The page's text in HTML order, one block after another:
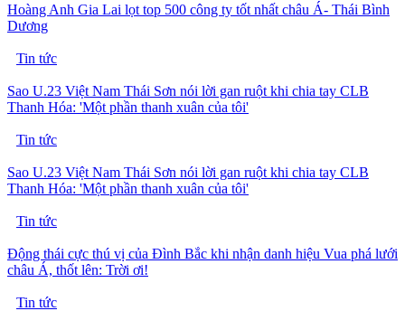
Hoàng Anh Gia Lai lọt top 500 công ty tốt nhất châu Á- Thái Bình
Dương
Tin tức
Sao U.23 Việt Nam Thái Sơn nói lời gan ruột khi chia tay CLB
Thanh Hóa: 'Một phần thanh xuân của tôi'
Tin tức
Sao U.23 Việt Nam Thái Sơn nói lời gan ruột khi chia tay CLB
Thanh Hóa: 'Một phần thanh xuân của tôi'
Tin tức
Động thái cực thú vị của Đình Bắc khi nhận danh hiệu Vua phá lưới
châu Á, thốt lên: Trời ơi!
Tin tức